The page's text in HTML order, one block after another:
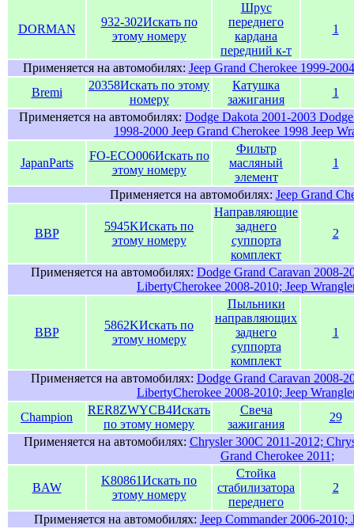
DORMAN
932-302Искать по
этому номеру
Шрус
переднего
кардана
передний к-т
1
Применяется на автомобилях: Jeep Grand Cherokee 1999-
Bremi
20358Искать по этому
номеру
Катушка
зажигания
1
Применяется на автомобилях: Dodge Dakota 2001-2003
1998-2000 Jeep Grand Cherokee 1998 Jeep
JapanParts
FO-ECO006Искать по
этому номеру
Фильтр
масляный
элемент
1
Применяется на автомобилях: Jeep Grand
BBP
5945KИскать по
этому номеру
Направляющие
заднего
суппорта
комплект
2
Применяется на автомобилях: Dodge Grand Caravan 2008-
LibertyCherokee 2008-2010; Jeep
BBP
5862KИскать по
этому номеру
Пыльники
направляющих
заднего
суппорта
комплект
1
Применяется на автомобилях: Dodge Grand Caravan 2008-
LibertyCherokee 2008-2010; Jeep
Champion
RER8ZWYCB4Искать
по этому номеру
Свеча
зажигания
29
Применяется на автомобилях: Chrysler 300C 2011-2012;
Grand Cherokee 2011;
BAW
K80861Искать по
этому номеру
Стойка
стабилизатора
переднего
2
Применяется на автомобилях: Jeep Commander 2006-2010;